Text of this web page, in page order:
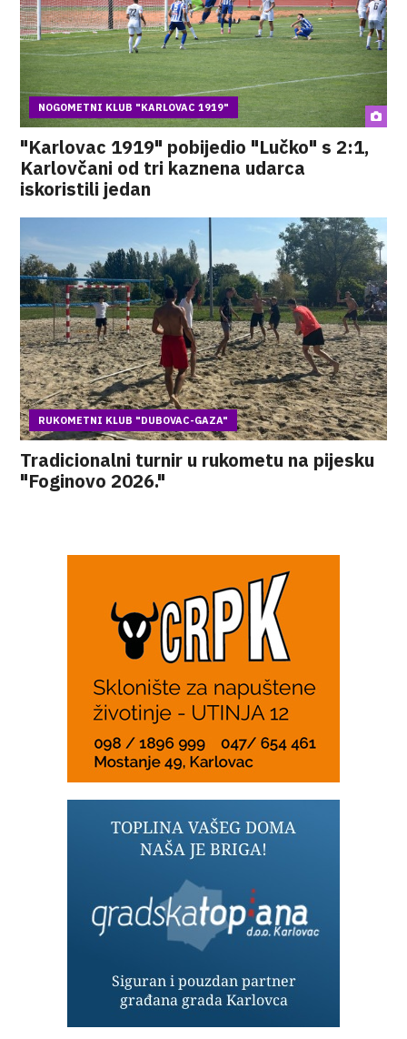
NOGOMETNI KLUB "KARLOVAC 1919"
"Karlovac 1919" pobijedio "Lučko" s 2:1,
Karlovčani od tri kaznena udarca
iskoristili jedan
RUKOMETNI KLUB "DUBOVAC-GAZA"
Tradicionalni turnir u rukometu na pijesku
"Foginovo 2026."